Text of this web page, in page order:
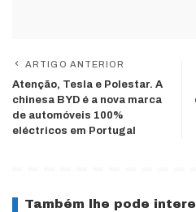
ARTIGO ANTERIOR
Atenção, Tesla e Polestar. A
chinesa BYD é a nova marca
de automóveis 100%
eléctricos em Portugal
Também lhe pode